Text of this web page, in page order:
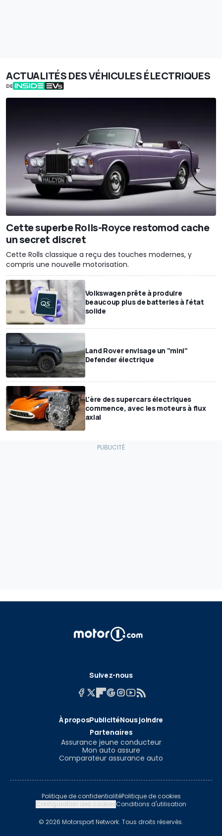
ACTUALITÉS DES VÉHICULES ÉLECTRIQUES
DE
Cette superbe Rolls-Royce restomod cache
un secret discret
Cette Rolls classique a reçu des touches modernes, y
compris une nouvelle motorisation.
Volkswagen prête à produire
beaucoup plus de batteries à l'état
solide
Land Rover envisage un "mini"
Defender électrique
L'ère des supercars électriques
commence, avec les moteurs à flux
axial
Suivez-nous
À proposPublicitéNous joindre
Partenaires
Assurance jeune conducteur
Mon auto assure
Comparateur assurance auto
Politique de confidentialitéPolitique de cookies
Configuration des cookiesConditions d'utilisation
© 2026 Motorsport Network. Tous droits réservés.